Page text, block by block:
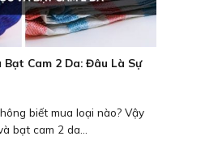
Cam 2 Da: Đâu Là Sự
biết mua loại nào? Vậy
bạt cam 2 da...